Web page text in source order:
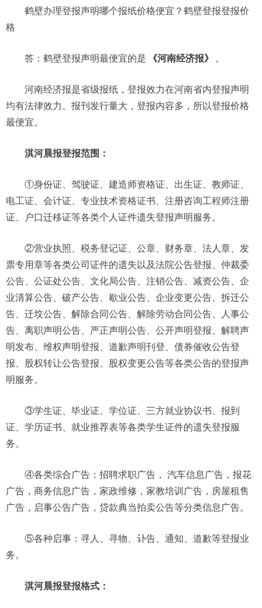
鹤壁办理登报声明哪个报纸价格便宜？鹤壁登报登报价
格
答：鹤壁登报声明最便宜的是 《河南经济报》 。
河南经济报是省级报纸，登报效力在河南省内登报声明
均有法律效力。报刊发行量大，登报内容多，所以登报价格
最便宜。
淇河晨报登报范围：
①身份证、驾驶证、建造师资格证、出生证、教师证、
电工证、会计证、专业技术资格证书、注册咨询工程师注册
证、户口迁移证等各类个人证件遗失登报声明服务。
②营业执照、税务登记证、公章、财务章、法人章、发
票专用章等各类公司证件的遗失以及法院公告登报、仲裁委
公告、公证处公告、文化局公告、注销公告、减资公告、企
业清算公告、破产公告、歇业公告、企业变更公告、拆迁公
告、迁坟公告、解除合同公告、解除劳动合同公告、人事公
告、离职声明公告、严正声明公告、公开声明登报、解聘声
明发布、维权声明登报、道歉声明刊登、债券催收公告登
报、股权转让公告登报、股权变更公告等各类公告的登报声
明服务。
③学生证、毕业证、学位证、三方就业协议书、报到
证、学历证书、就业推荐表等各类学生证件的遗失登报服
务。
④各类综合广告：招聘求职广告， 汽车信息广告，报花
广告，商务信息广告，家政维修，家教培训广告，房屋租售
广告，启事公告广告，贷款典当拍卖公告等分类信息广告。
⑤各种启事：寻人、寻物、讣告、通知、道歉等登报业
务。
淇河晨报登报格式：